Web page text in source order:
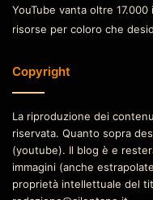
YouTube vanta oltre
risorse per coloro che
Copyright
La riproduzione dei
riservata. Quanto sopra
(youtube). Il blog è e
immagini (anche
proprietà intellettuale del